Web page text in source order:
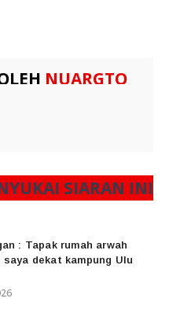
NUARGTO
SIARAN INI
: Tapak rumah arwah
saya dekat kampung Ulu